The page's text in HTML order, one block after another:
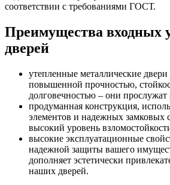
соответствии с требованиями ГОСТ.
Преимущества входных
дверей
утепленные металлические
повышенной прочностью,
долговечностью – они прослужат
продуманная конструкция,
элементов и надежных замковых
высокий уровень
высокие эксплуатационные
надежной защиты вашего
дополняет эстетически
наших дверей.